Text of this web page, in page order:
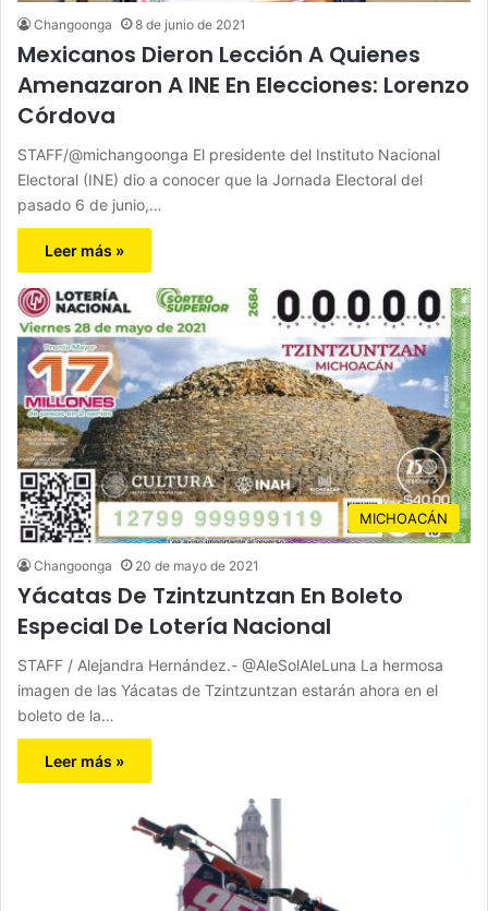
Changoonga 8 de junio de 2021
Mexicanos Dieron Lección A Quienes
Amenazaron A INE En Elecciones: Lorenzo
Córdova
STAFF/@michangoonga El presidente del Instituto Nacional
Electoral (INE) dio a conocer que la Jornada Electoral del
pasado 6 de junio,…
Leer más »
MICHOACÁN
Changoonga 20 de mayo de 2021
Yácatas De Tzintzuntzan En Boleto
Especial De Lotería Nacional
STAFF / Alejandra Hernández.- @AleSolAleLuna La hermosa
imagen de las Yácatas de Tzintzuntzan estarán ahora en el
boleto de la…
Leer más »